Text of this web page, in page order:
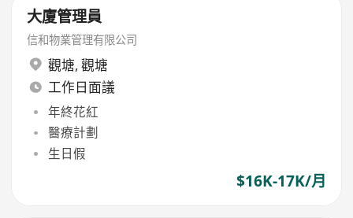
大廈管理員
信和物業管理有限公司
觀塘, 觀塘
工作日面議
年終花紅
醫療計劃
生日假
$16K-17K/月